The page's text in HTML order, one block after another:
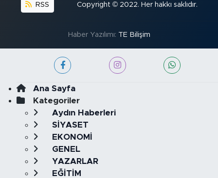
RSS Copyright © 2022. Her hakkı saklıdır.
Haber Yazılımı: TE Bilişim
Ana Sayfa
Kategoriler
Aydın Haberleri
SİYASET
EKONOMİ
GENEL
YAZARLAR
EĞİTİM